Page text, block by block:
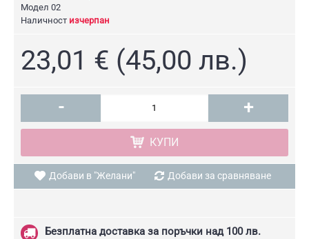
Модел 02
Наличност изчерпан
23,01 € (45,00 лв.)
- +
КУПИ
Добави в "Желани" Добави за сравняване
Безплатна доставка за поръчки над 100 лв.